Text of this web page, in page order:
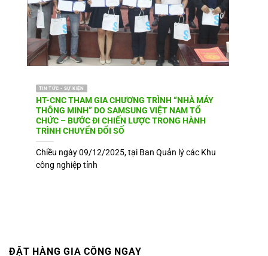
TIN TỨC - SỰ KIỆN
HT-CNC THAM GIA CHƯƠNG TRÌNH “NHÀ MÁY
THÔNG MINH” DO SAMSUNG VIỆT NAM TỔ
CHỨC – BƯỚC ĐI CHIẾN LƯỢC TRONG HÀNH
TRÌNH CHUYỂN ĐỔI SỐ
Chiều ngày 09/12/2025, tại Ban Quản lý các Khu
công nghiệp tỉnh
ĐẶT HÀNG GIA CÔNG NGAY